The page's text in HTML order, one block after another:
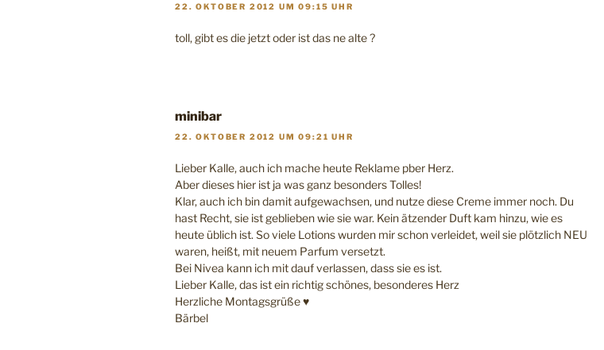
22. OKTOBER 2012 UM 09:15 UHR
toll, gibt es die jetzt oder ist das ne alte ?
minibar
22. OKTOBER 2012 UM 09:21 UHR
Lieber Kalle, auch ich mache heute Reklame pber Herz.
Aber dieses hier ist ja was ganz besonders Tolles!
Klar, auch ich bin damit aufgewachsen, und nutze diese Creme immer noch. Du
hast Recht, sie ist geblieben wie sie war. Kein ätzender Duft kam hinzu, wie es
heute üblich ist. So viele Lotions wurden mir schon verleidet, weil sie plötzlich NEU
waren, heißt, mit neuem Parfum versetzt.
Bei Nivea kann ich mit dauf verlassen, dass sie es ist.
Lieber Kalle, das ist ein richtig schönes, besonderes Herz
Herzliche Montagsgrüße ♥
Bärbel